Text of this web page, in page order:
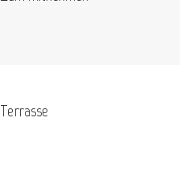
Terrasse